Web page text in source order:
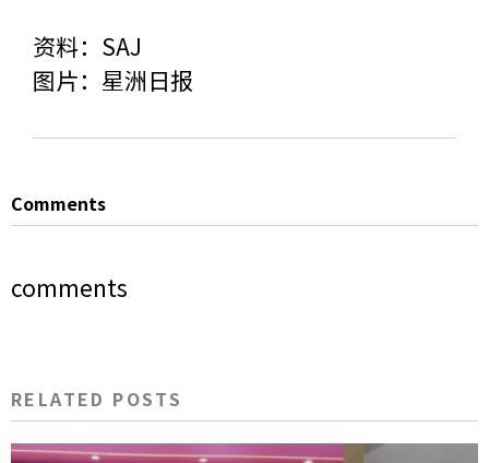
资料：SAJ
图片：星洲日报
Comments
comments
RELATED POSTS